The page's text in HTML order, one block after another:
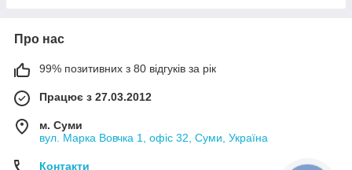
Про нас
99% позитивних з 80 відгуків за рік
Працює з 27.03.2012
м. Суми
вул. Марка Вовчка 1, офіс 32, Суми, Україна
Контакти